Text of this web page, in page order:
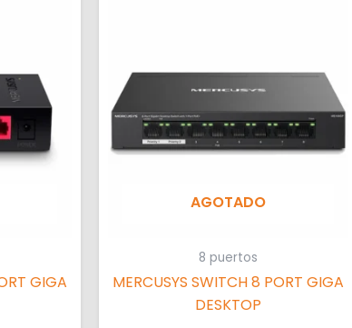
GIGA
AGOTADO
8 puertos
MERCUSYS SWITCH 8 PORT GIGA
DESKTOP